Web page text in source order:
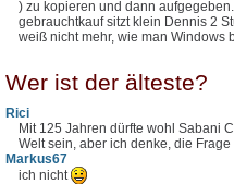
) zu kopieren und dann
gebrauchtkauf sitzt klein Dennis 2
weiß nicht mehr, wie man Windows
Wer ist der älteste?
Rici
Mit 125 Jahren dürfte wohl Sabani
Welt sein, aber ich denke, die
Markus67
ich nicht